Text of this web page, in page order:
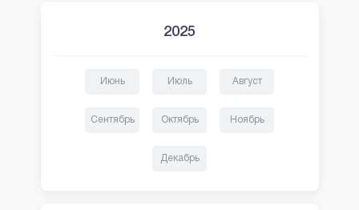
2025
Июнь Июль Август
Сентябрь Октябрь Ноябрь
Декабрь